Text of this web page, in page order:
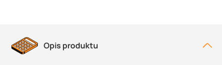
Opis produktu